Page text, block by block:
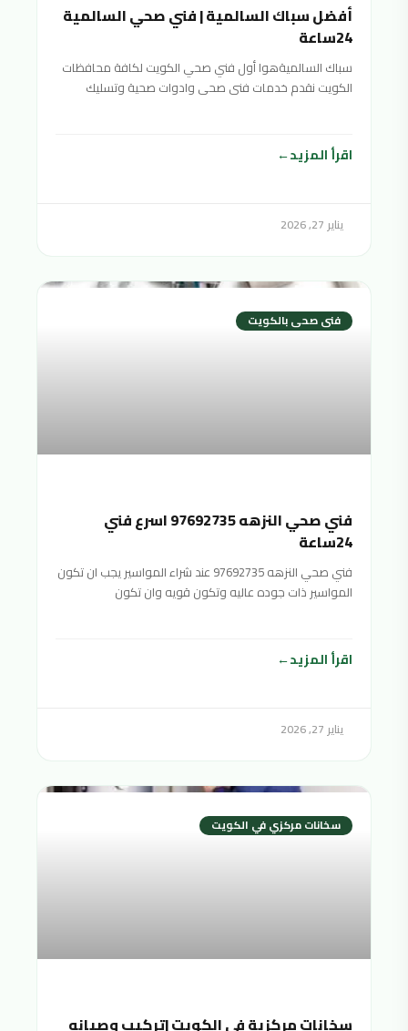
أفضل سباك السالمية | فني صحي السالمية
24ساعة
سباك السالميةهوا أول فني صحي الكويت لكافة محافظات
الكويت نقدم خدمات فنى صحى وادوات صحية وتسليك
اقرأ المزيد
يناير 27, 2026
فنى صحى بالكويت
فني صحي النزهه 97692735 اسرع فني
24ساعة
فني صحي النزهه 97692735 عند شراء المواسير يجب ان تكون
المواسير ذات جوده عاليه وتكون قويه وان تكون
اقرأ المزيد
يناير 27, 2026
سخانات مركزي في الكويت
سخانات مركزية في الكويت |تركيب وصيانه